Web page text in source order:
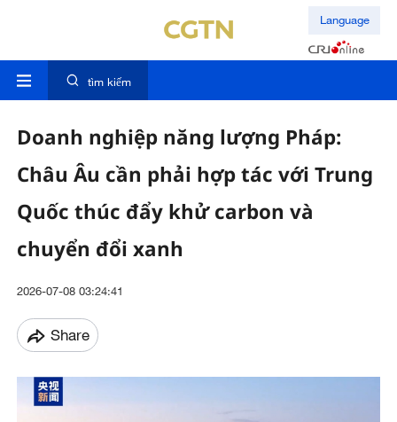
Language
tìm kiếm
Doanh nghiệp năng lượng Pháp:
Châu Âu cần phải hợp tác với Trung
Quốc thúc đẩy khử carbon và
chuyển đổi xanh
2026-07-08 03:24:41
Share